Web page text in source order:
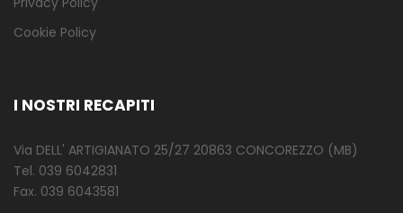
Cookie Policy
I NOSTRI RECAPITI
Via DELL' ARTIGIANATO 25/27 20863 CONCOREZZO (MB)
Tel. 039 6042831
Fax. 039 6043581